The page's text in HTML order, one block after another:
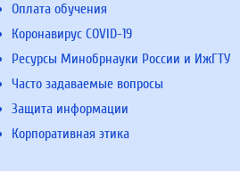
Оплата обучения
Коронавирус COVID-19
Ресурсы Минобрнауки России и ИжГТУ
Часто задаваемые вопросы
Защита информации
Корпоративная этика